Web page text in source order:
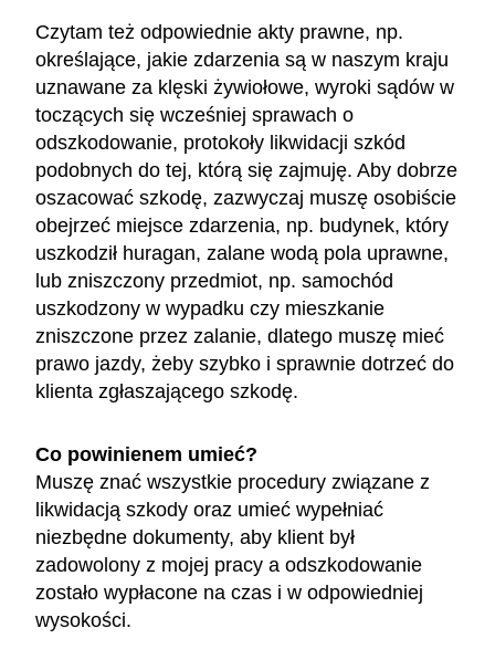
Czytam też odpowiednie akty prawne, np.
określające, jakie zdarzenia są w naszym kraju
uznawane za klęski żywiołowe, wyroki sądów w
toczących się wcześniej sprawach o
odszkodowanie, protokoły likwidacji szkód
podobnych do tej, którą się zajmuję. Aby dobrze
oszacować szkodę, zazwyczaj muszę osobiście
obejrzeć miejsce zdarzenia, np. budynek, który
uszkodził huragan, zalane wodą pola uprawne,
lub zniszczony przedmiot, np. samochód
uszkodzony w wypadku czy mieszkanie
zniszczone przez zalanie, dlatego muszę mieć
prawo jazdy, żeby szybko i sprawnie dotrzeć do
klienta zgłaszającego szkodę.
Co powinienem umieć?
Muszę znać wszystkie procedury związane z
likwidacją szkody oraz umieć wypełniać
niezbędne dokumenty, aby klient był
zadowolony z mojej pracy a odszkodowanie
zostało wypłacone na czas i w odpowiedniej
wysokości.